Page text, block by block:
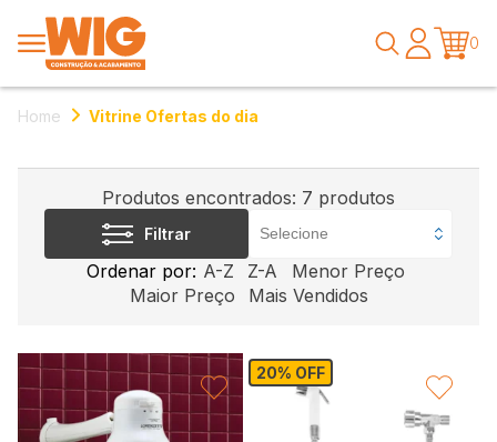
0
Home Vitrine Ofertas do dia
Produtos encontrados: 7 produtos
Filtrar
Ordenar por: A-Z Z-A
Menor Preço
Maior Preço
Mais Vendidos
FAVORITAR 20% OFF FAVORITAR